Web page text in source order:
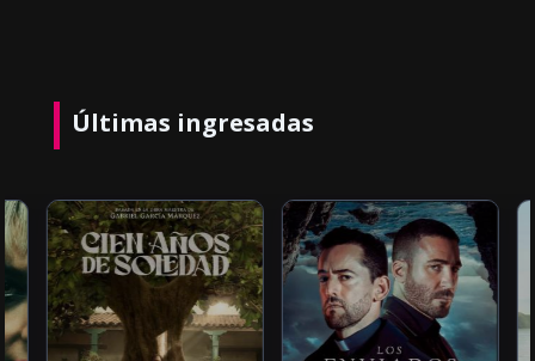
Últimas ingresadas